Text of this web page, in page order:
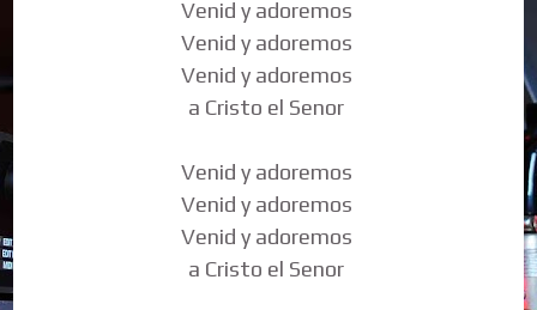
Venid y adoremos
Venid y adoremos
Venid y adoremos
a Cristo el Senor
Venid y adoremos
Venid y adoremos
Venid y adoremos
a Cristo el Senor